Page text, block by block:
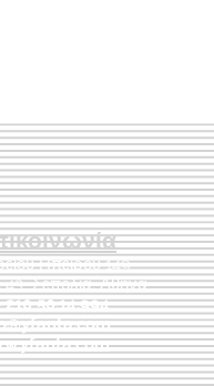
Ηπείρου 149
43Σεπόλια,Αθήνα
210 50.14.994